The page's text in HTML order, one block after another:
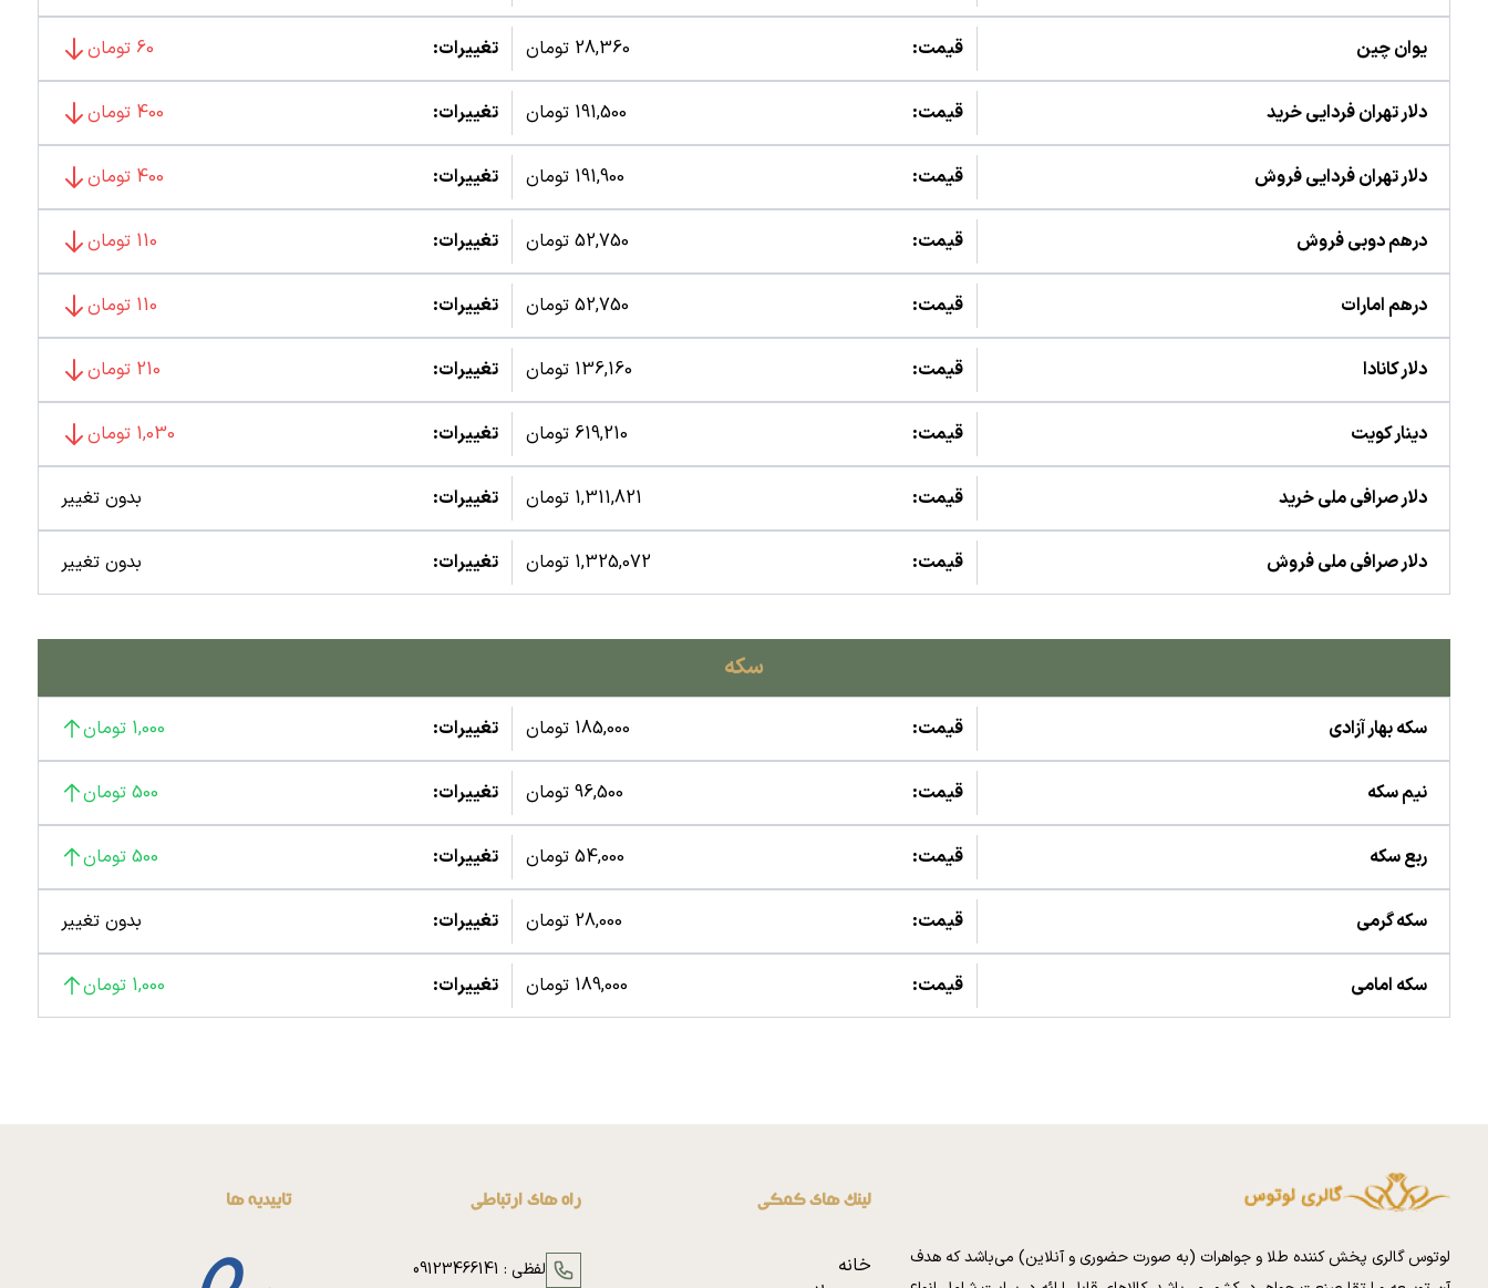
یوان چین قیمت: 28,360 تومان تغییرات: 60 تومان
دلار تهران فردایی خرید قیمت: 191,500 تومان تغییرات: 400 تومان
دلار تهران فردایی فروش قیمت: 191,900 تومان تغییرات: 400 تومان
درهم دوبی فروش قیمت: 52,750 تومان تغییرات: 110 تومان
درهم امارات قیمت: 52,750 تومان تغییرات: 110 تومان
دلار کانادا قیمت: 136,160 تومان تغییرات: 210 تومان
دینار کویت قیمت: 619,210 تومان تغییرات: 1,030 تومان
دلار صرافی ملی خرید قیمت: 1,311,821 تومان تغییرات: بدون تغییر
دلار صرافی ملی فروش قیمت: 1,325,072 تومان تغییرات: بدون تغییر
سکه
سکه بهار آزادی قیمت: 185,000 تومان تغییرات: 1,000 تومان
نیم سکه قیمت: 96,500 تومان تغییرات: 500 تومان
ربع سکه قیمت: 54,000 تومان تغییرات: 500 تومان
سکه گرمی قیمت: 28,000 تومان تغییرات: بدون تغییر
سکه امامی قیمت: 189,000 تومان تغییرات: 1,000 تومان
لوتوس گالری پخش کننده طلا و جواهرات (به صورت حضوری و آنلاین) می‌باشد که هدف
لینک های کمکی
خانه
راه های ارتباطی
لفظی : 09123466141
تاییدیه ها